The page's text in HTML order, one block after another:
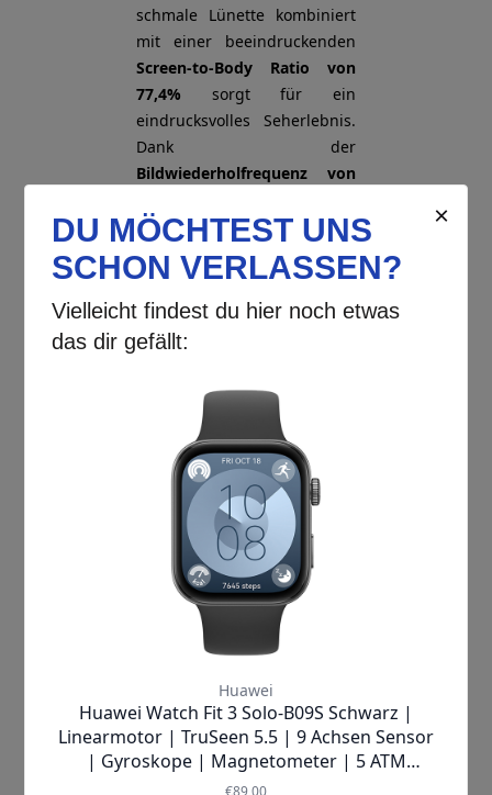
schmale Lünette kombiniert
mit einer beeindruckenden
Screen-to-Body Ratio von
77,4% sorgt für ein
eindrucksvolles Seherlebnis.
Dank der
Bildwiederholfrequenz von
Helligkeitsanpassung bleibt
das Bild stets klar und
lebendig – selbst bei starker
Sonneneinstrahlung.
Verbessere
deine
Schlafqualität
Entspanne dich und genieße
jede Nacht erholsamen
Schlaf mit dem speziellen
Smartwatch, der weißes
Rauschen, natürliche
Soundkulissen und